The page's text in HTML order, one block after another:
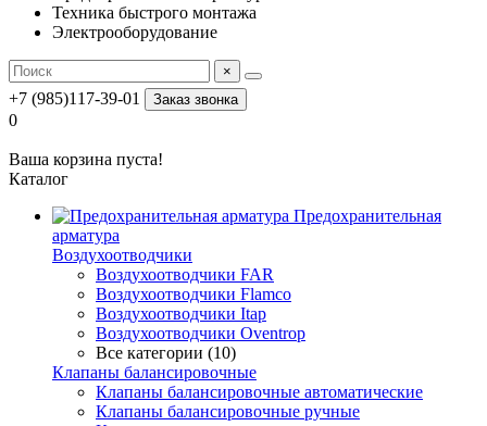
Техника быстрого монтажа
Электрооборудование
×
+7 (985)117-39-01 Заказ звонка
0
Ваша корзина пуста!
Каталог
Предохранительная
арматура
Воздухоотводчики
Воздухоотводчики FAR
Воздухоотводчики Flamco
Воздухоотводчики Itap
Воздухоотводчики Oventrop
Все категории (10)
Клапаны балансировочные
Клапаны балансировочные автоматические
Клапаны балансировочные ручные